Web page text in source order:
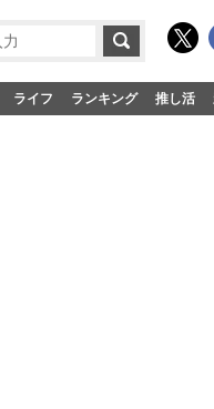
ライフ ランキング 推し活